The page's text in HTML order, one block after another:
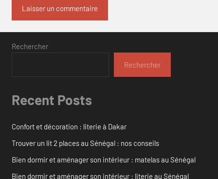
Rechercher
Rechercher
Recent Posts
Confort et décoration : literie à Dakar
Trouver un lit 2 places au Sénégal : nos conseils
Bien dormir et aménager son intérieur : matelas au Sénégal
Bien dormir et aménager son intérieur : literie au Sénégal